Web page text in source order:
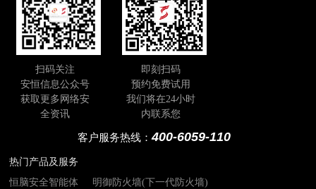
扫码关注
安恒信息公众号
获取更多网络安
全资讯
即刻扫码
预约免费试用
我们将在24小时
内联系您
客户服务热线：400-6059-110
热门产品及服务
恒脑安全智能体
明御防火墙(下一代防火墙)